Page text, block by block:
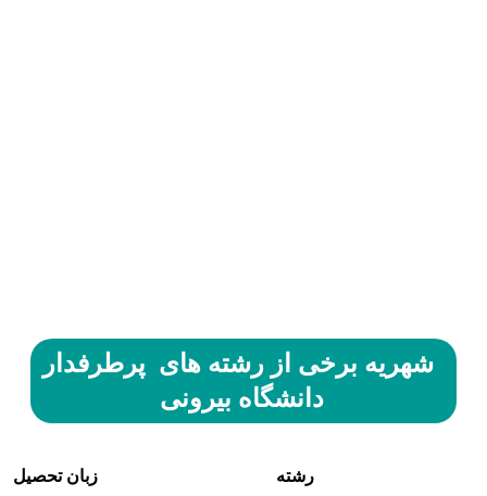
شهریه برخی از رشته های پرطرفدار
دانشگاه بیرونی
رشته زبان تحصیل